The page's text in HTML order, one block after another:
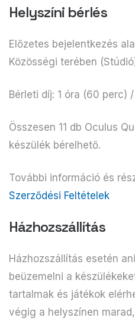
Helyszíni bérlés
Előzetes bejelentkezés
Közösségi terében
Bérleti díj: 1 óra (60 perc)
Összesen 11 db Oculus
készülék bérelhető.
További információ és
Szerződési Feltételek
Házhozszállítás
Házhozszállítás esetén
beüzemelni a
tartalmak és játékok
végig a helyszínen